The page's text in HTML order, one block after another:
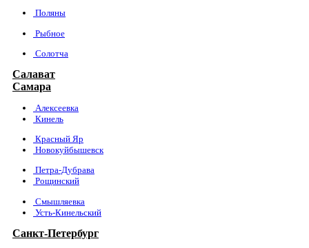
Поляны
Рыбное
Солотча
Салават
Самара
Алексеевка
Кинель
Красный Яр
Новокуйбышевск
Петра-Дубрава
Рощинский
Смышляевка
Усть-Кинельский
Санкт-Петербург